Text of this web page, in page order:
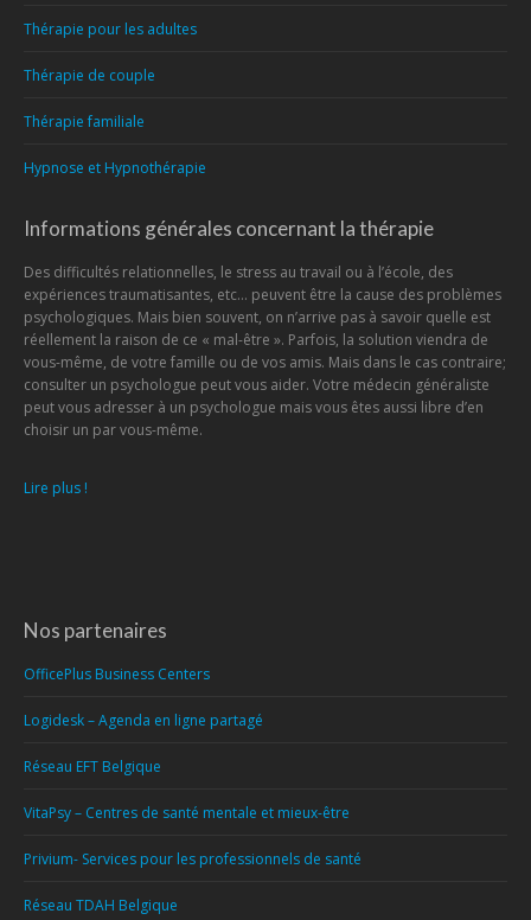
Thérapie pour les adultes
Thérapie de couple
Thérapie familiale
Hypnose et Hypnothérapie
Informations générales concernant la thérapie
Des difficultés relationnelles, le stress au travail ou à l’école, des
expériences traumatisantes, etc… peuvent être la cause des problèmes
psychologiques. Mais bien souvent, on n’arrive pas à savoir quelle est
réellement la raison de ce « mal-être ». Parfois, la solution viendra de
vous-même, de votre famille ou de vos amis. Mais dans le cas contraire;
consulter un psychologue peut vous aider. Votre médecin généraliste
peut vous adresser à un psychologue mais vous êtes aussi libre d’en
choisir un par vous-même.
Lire plus !
Nos partenaires
OfficePlus Business Centers
Logidesk – Agenda en ligne partagé
Réseau EFT Belgique
VitaPsy – Centres de santé mentale et mieux-être
Privium- Services pour les professionnels de santé
Réseau TDAH Belgique